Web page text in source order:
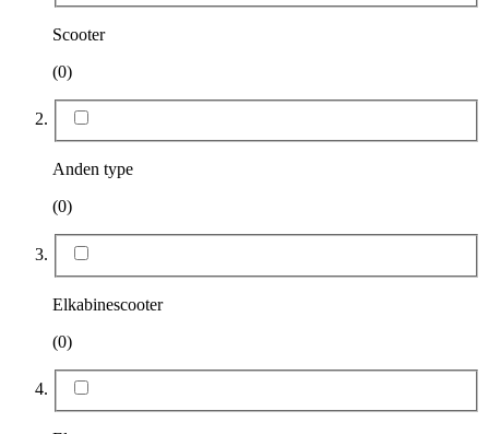
Scooter
(0)
Anden type
(0)
Elkabinescooter
(0)